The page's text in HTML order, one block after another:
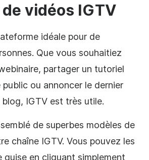
vidéos IGTV
idéale pour de
Que vous souhaitiez
partager un tutoriel
ou annoncer le dernier
IGTV est très utile.
de superbes modèles de
chaîne IGTV. Vous pouvez les
guise en cliquant simplement